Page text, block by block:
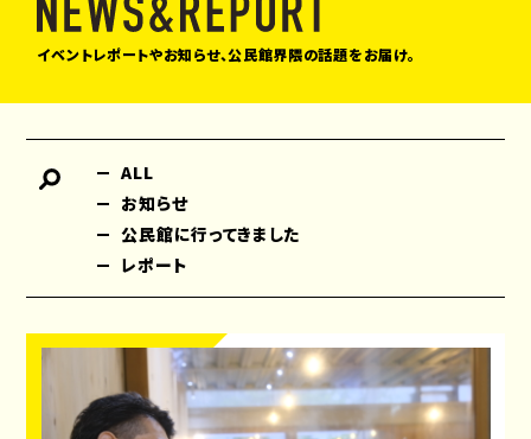
イベントレポートやお知らせ、公民館界隈の話題をお届け。
ALL
お知らせ
公民館に行ってきました
レポート